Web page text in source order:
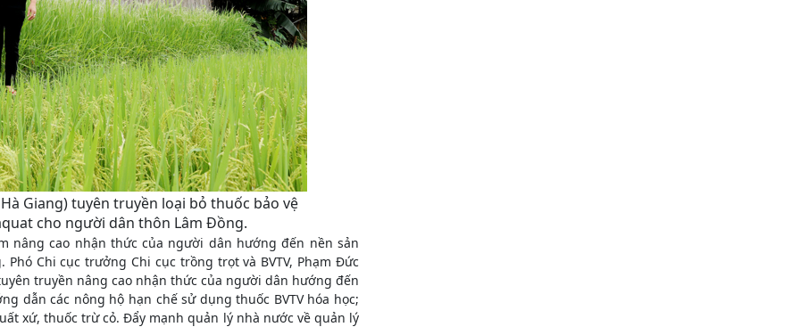
Giang) tuyên truyền loại bỏ thuốc bảo vệ
cho người dân thôn Lâm Đồng.
nâng cao nhận thức của người dân hướng đến nền sản
Chi cục trưởng Chi cục trồng trọt và BVTV, Phạm Đức
truyền nâng cao nhận thức của người dân hướng đến
dẫn các nông hộ hạn chế sử dụng thuốc BVTV hóa học;
xứ, thuốc trừ cỏ. Đẩy mạnh quản lý nhà nước về quản lý